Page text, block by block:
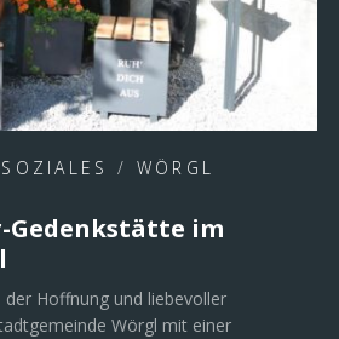
SOZIALES / WÖRGL
Gedenkstätte im
der Hoffnung und liebevoller
Wörgl mit einer